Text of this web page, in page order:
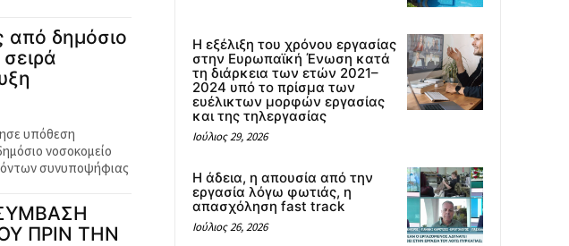
από δημόσιο
υπόθεση
νοσοκομείο
συνυποψήφιας
ΠΡΙΝ ΤΗΝ
Η εξέλιξη του χρόνου εργασίας
στην Ευρωπαϊκή Ένωση κατά
τη διάρκεια των ετών 2021–
2024 υπό το πρίσμα των
ευέλικτων μορφών εργασίας
και της τηλεργασίας
Ιούλιος 29, 2026
Η άδεια, η απουσία από την
εργασία λόγω φωτιάς, η
απασχόληση fast track
Ιούλιος 26, 2026